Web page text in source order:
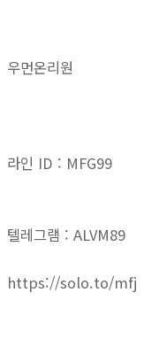
우먼온리원
라인 ID : MFG99
텔레그램 : ALVM89
https://solo.to/mfj